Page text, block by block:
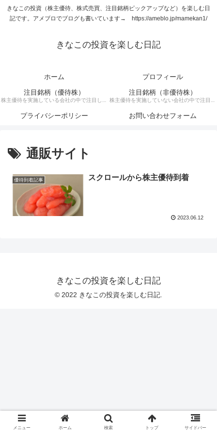
きなこの投資（株主優待、株式売買、注目銘柄ピックアップなど）を楽しむ日
記です。アメブロでブログも書いています→ https://ameblo.jp/mamekan1/
きなこの投資を楽しむ日記
ホーム
プロフィール
注目銘柄（優待株）
株主優待を実施している会社の中で注目して
注目銘柄（非優待株）
株主優待を実施していない会社の中で注目銘
プライバシーポリシー お問い合わせフォーム
通販サイト
優待到着記事 スクロールから株主優待到着
2023.06.12
きなこの投資を楽しむ日記
© 2022 きなこの投資を楽しむ日記.
メニュー ホーム 検索 トップ サイドバー